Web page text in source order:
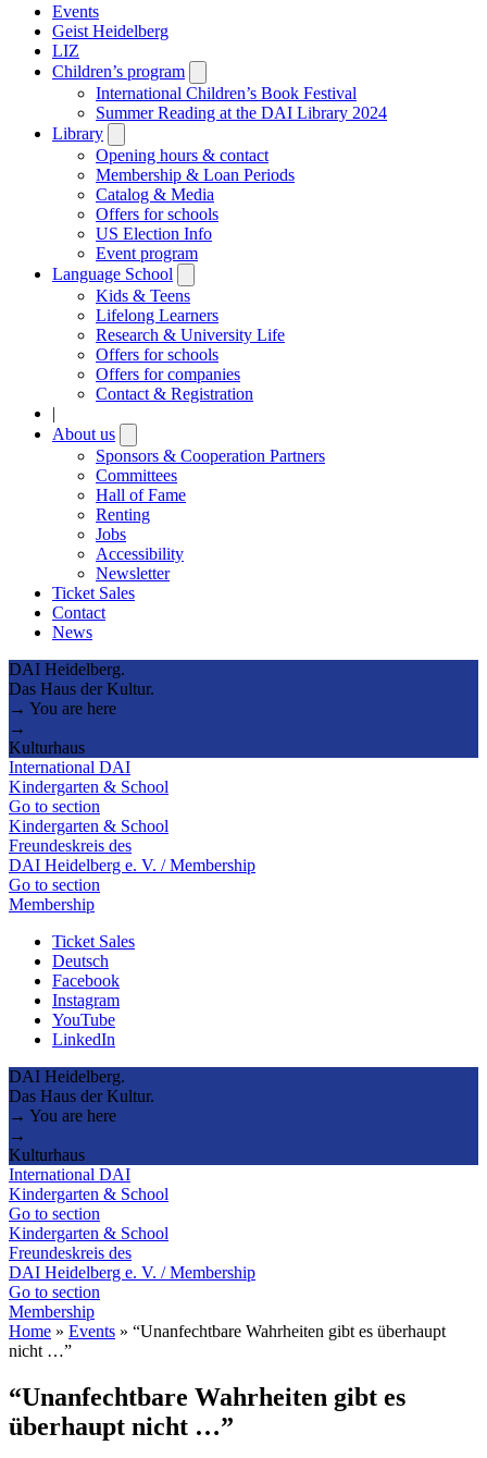
Events
Geist Heidelberg
LIZ
Children’s program
submenu
International Children’s Book Festival
Summer Reading at the DAI Library 2024
Library
submenu
Opening hours & contact
Membership & Loan Periods
Catalog & Media
Offers for schools
US Election Info
Event program
Language School
submenu
Kids & Teens
Lifelong Learners
Research & University Life
Offers for schools
Offers for companies
Contact & Registration
|
About us
submenu
Sponsors & Cooperation Partners
Committees
Hall of Fame
Renting
Jobs
Accessibility
Newsletter
Ticket Sales
Contact
News
DAI Heidelberg.
Das Haus der Kultur.
→ You are here
→
Kulturhaus
International DAI
Kindergarten & School
Go to section
Kindergarten & School
Freundeskreis des
DAI Heidelberg e. V. / Membership
Go to section
Membership
Ticket Sales
Deutsch
Facebook
Instagram
YouTube
LinkedIn
DAI Heidelberg.
Das Haus der Kultur.
→ You are here
→
Kulturhaus
International DAI
Kindergarten & School
Go to section
Kindergarten & School
Freundeskreis des
DAI Heidelberg e. V. / Membership
Go to section
Membership
Home » Events » “Unanfechtbare Wahrheiten gibt es überhaupt
nicht …”
“Unanfechtbare Wahrheiten gibt es
überhaupt nicht …”